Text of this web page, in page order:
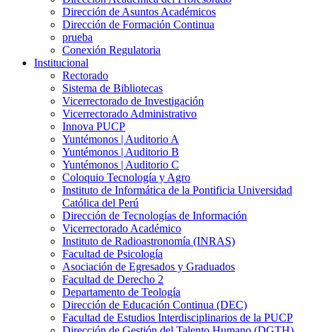
Dirección de Asuntos Académicos
Dirección de Formación Continua
prueba
Conexión Regulatoria
Institucional
Rectorado
Sistema de Bibliotecas
Vicerrectorado de Investigación
Vicerrectorado Administrativo
Innova PUCP
Yuntémonos | Auditorio A
Yuntémonos | Auditorio B
Yuntémonos | Auditorio C
Coloquio Tecnología y Agro
Instituto de Informática de la Pontificia Universidad
Católica del Perú
Dirección de Tecnologías de Información
Vicerrectorado Académico
Instituto de Radioastronomía (INRAS)
Facultad de Psicología
Asociación de Egresados y Graduados
Facultad de Derecho 2
Departamento de Teología
Dirección de Educación Continua (DEC)
Facultad de Estudios Interdisciplinarios de la PUCP